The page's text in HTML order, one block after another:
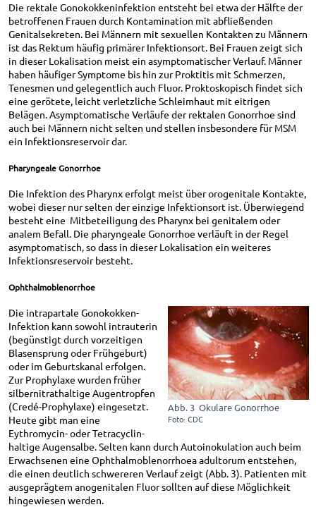
Die rektale Gonokokkeninfektion entsteht bei etwa der Hälfte der
betroffenen Frauen durch Kontamination mit abfließenden
Genitalsekreten. Bei Männern mit sexuellen Kontakten zu Männern
ist das Rektum häufig primärer Infektionsort. Bei Frauen zeigt sich
in dieser Lokalisation meist ein asymptomatischer Verlauf. Männer
haben häufiger Symptome bis hin zur Proktitis mit Schmerzen,
Tenesmen und gelegentlich auch Fluor. Proktoskopisch findet sich
eine gerötete, leicht verletzliche Schleimhaut mit eitrigen
Belägen. Asymptomatische Verläufe der rektalen Gonorrhoe sind
auch bei Männern nicht selten und stellen insbesondere für MSM
ein Infektionsreservoir dar.
Pharyngeale Gonorrhoe
Die Infektion des Pharynx erfolgt meist über orogenitale Kontakte,
wobei dieser nur selten der einzige Infektionsort ist. Überwiegend
besteht eine Mitbeteiligung des Pharynx bei genitalem oder
analem Befall. Die pharyngeale Gonorrhoe verläuft in der Regel
asymptomatisch, so dass in dieser Lokalisation ein weiteres
Infektionsreservoir besteht.
Ophthalmoblenorrhoe
Abb. 3 Okulare Gonorrhoe
Foto: CDC
Die intrapartale Gonokokken-
Infektion kann sowohl intrauterin
(begünstigt durch vorzeitigen
Blasensprung oder Frühgeburt)
oder im Geburtskanal erfolgen.
Zur Prophylaxe wurden früher
silbernitrathaltige Augentropfen
(Credé-Prophylaxe) eingesetzt.
Heute gibt man eine
Eythromycin- oder Tetracyclin-
haltige Augensalbe. Selten kann durch Autoinokulation auch beim
Erwachsenen eine Ophthalmoblenorrhoea adultorum entstehen,
die einen deutlich schwereren Verlauf zeigt (Abb. 3). Patienten mit
ausgeprägtem anogenitalen Fluor sollten auf diese Möglichkeit
hingewiesen werden.